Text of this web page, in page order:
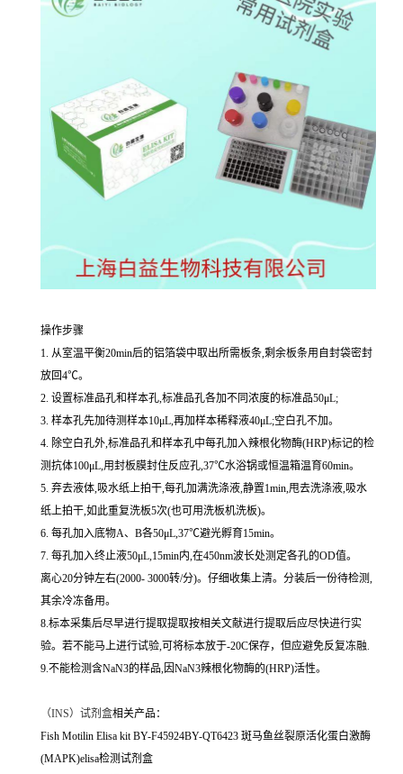
操作步骤
1. 从室温平衡20min后的铝箔袋中取出所需板条,剩余板条用自封袋密封
放回4℃。
2. 设置标准品孔和样本孔,标准品孔各加不同浓度的标准品50μL;
3. 样本孔先加待测样本10μL,再加样本稀释液40μL;空白孔不加。
4. 除空白孔外,标准品孔和样本孔中每孔加入辣根化物酶(HRP)标记的检
测抗体100μL,用封板膜封住反应孔,37℃水浴锅或恒温箱温育60min。
5. 弃去液体,吸水纸上拍干,每孔加满洗涤液,静置1min,甩去洗涤液,吸水
纸上拍干,如此重复洗板5次(也可用洗板机洗板)。
6. 每孔加入底物A、B各50μL,37℃避光孵育15min。
7. 每孔加入终止液50μL,15min内,在450nm波长处测定各孔的OD值。
离心20分钟左右(2000- 3000转/分)。仔细收集上清。分装后一份待检测,
其余冷冻备用。
8.标本采集后尽早进行提取提取按相关文献进行提取后应尽快进行实
验。若不能马上进行试验,可将标本放于-20C保存，但应避免反复冻融.
9.不能检测含NaN3的样品,因NaN3辣根化物酶的(HRP)活性。
（INS）试剂盒相关产品：
Fish Motilin Elisa kit BY-F45924BY-QT6423 斑马鱼丝裂原活化蛋白激酶
(MAPK)elisa检测试剂盒